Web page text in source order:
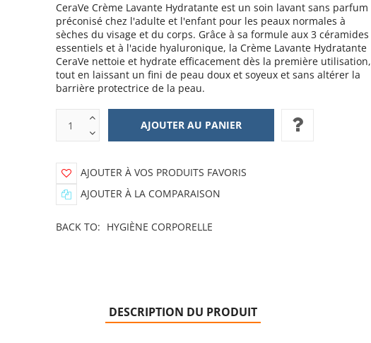
CeraVe Crème Lavante Hydratante est un soin lavant sans parfum
préconisé chez l'adulte et l'enfant pour les peaux normales à
sèches du visage et du corps. Grâce à sa formule aux 3 céramides
essentiels et à l'acide hyaluronique, la Crème Lavante Hydratante
CeraVe nettoie et hydrate efficacement dès la première utilisation,
tout en laissant un fini de peau doux et soyeux et sans altérer la
barrière protectrice de la peau.
AJOUTER À VOS PRODUITS FAVORIS
AJOUTER À LA COMPARAISON
BACK TO: HYGIÈNE CORPORELLE
DESCRIPTION DU PRODUIT